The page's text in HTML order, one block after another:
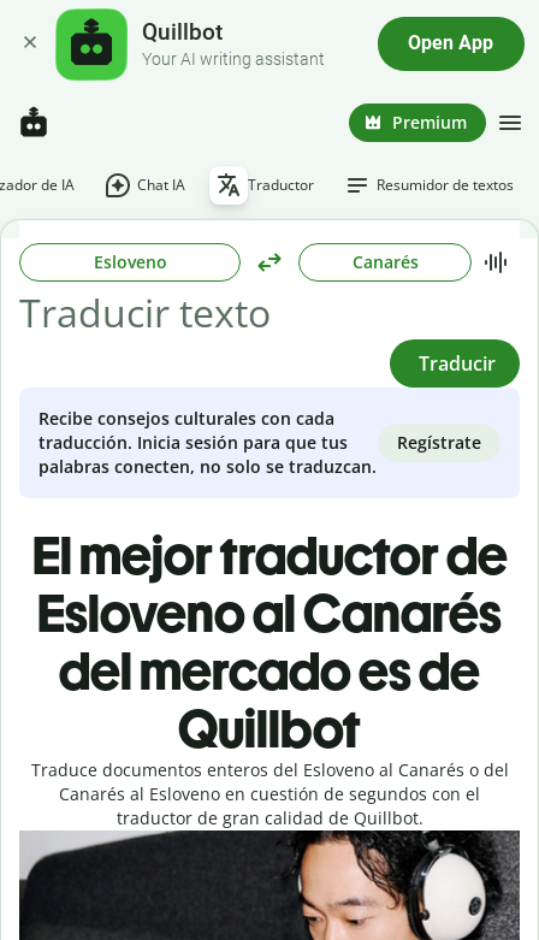
Quillbot
Your AI writing assistant
Open App
Premium
de IA Chat IA Traductor Resumidor de textos
Esloveno Canarés
Traducir
Recibe consejos culturales con cada
traducción. Inicia sesión para que tus
palabras conecten, no solo se traduzcan.
Regístrate
El mejor traductor de
Esloveno al Canarés
del mercado es de
Quillbot
Traduce documentos enteros del Esloveno al Canarés o del
Canarés al Esloveno en cuestión de segundos con el
traductor de gran calidad de Quillbot.